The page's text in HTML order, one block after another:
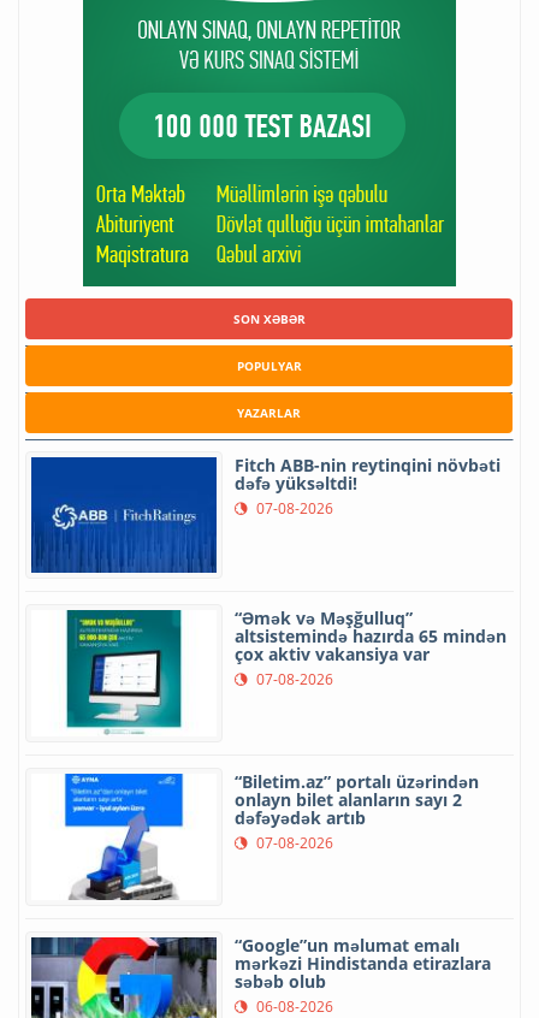
SON XƏBƏR
POPULYAR
YAZARLAR
Fitch ABB-nin reytinqini növbəti
dəfə yüksəltdi!
07-08-2026
“Əmək və Məşğulluq”
altsistemində hazırda 65 mindən
çox aktiv vakansiya var
07-08-2026
“Biletim.az” portalı üzərindən
onlayn bilet alanların sayı 2
dəfəyədək artıb
07-08-2026
“Google”un məlumat emalı
mərkəzi Hindistanda etirazlara
səbəb olub
06-08-2026